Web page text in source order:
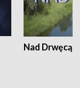
Nad Drwęcą